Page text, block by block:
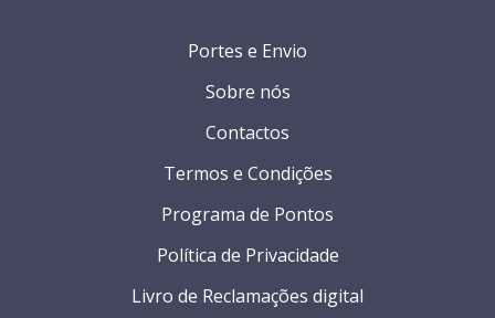
Portes e Envio
Sobre nós
Contactos
Termos e Condições
Programa de Pontos
Política de Privacidade
Livro de Reclamações digital